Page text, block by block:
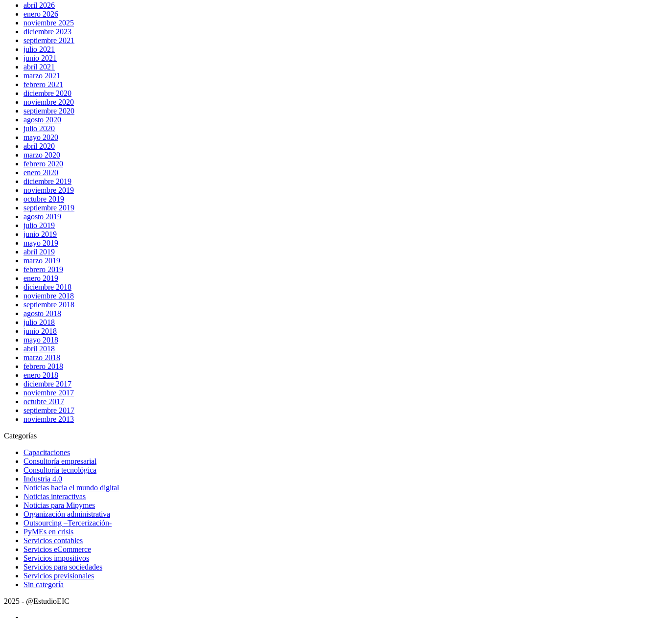
abril 2026
enero 2026
noviembre 2025
diciembre 2023
septiembre 2021
julio 2021
junio 2021
abril 2021
marzo 2021
febrero 2021
diciembre 2020
noviembre 2020
septiembre 2020
agosto 2020
julio 2020
mayo 2020
abril 2020
marzo 2020
febrero 2020
enero 2020
diciembre 2019
noviembre 2019
octubre 2019
septiembre 2019
agosto 2019
julio 2019
junio 2019
mayo 2019
abril 2019
marzo 2019
febrero 2019
enero 2019
diciembre 2018
noviembre 2018
septiembre 2018
agosto 2018
julio 2018
junio 2018
mayo 2018
abril 2018
marzo 2018
febrero 2018
enero 2018
diciembre 2017
noviembre 2017
octubre 2017
septiembre 2017
noviembre 2013
Categorías
Capacitaciones
Consultoría empresarial
Consultoría tecnológica
Industria 4.0
Noticias hacia el mundo digital
Noticias interactivas
Noticias para Mipymes
Organización administrativa
Outsourcing –Tercerización-
PyMEs en crisis
Servicios contables
Servicios eCommerce
Servicios impositivos
Servicios para sociedades
Servicios previsionales
Sin categoría
2025 - @EstudioEIC